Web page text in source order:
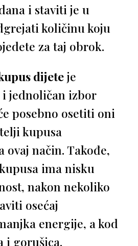
i staviti je u
količinu koju
za taj obrok.
dijeteje
jednoličan izbor
posebno osetiti oni
kupusa
ovaj način. Takođe,
ima nisku
nakon nekoliko
osećaj
energije, a kod
i gorušica.